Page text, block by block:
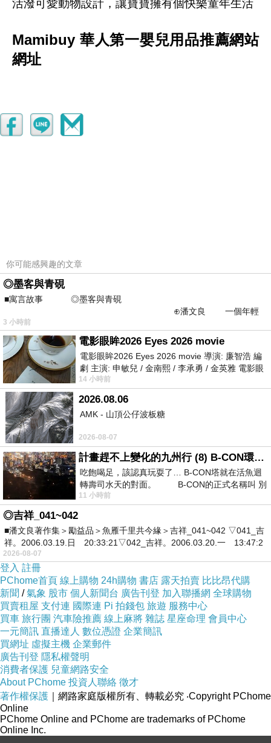
活潑可愛動物設計，讓寶寶擁有個快樂童年生活
Mamibuy 華人第一嬰兒用品推薦網站
網址
http://www.mamibuy.com.tw/babyshop/?
,mamibuy,mamibuy華人第一嬰兒用品推薦網
站,mamibuy新手爸媽勸敗團,mamibuy嬰兒用品
推薦網,mamibuy 喜舖,mamibuy寶貝特
店,mamibuy網站,mamibuy限定版母子手
帳,mamibuy媽咪敗,mamibuy寶貝特店(好雞婆)
BABYMIO超細纖維牛牛動物玩偶 | :::Mamibuy
華人第一嬰兒用品推薦網站:::
商品介紹;
BABYMIO可愛的牛牛公仔玩偶(12")，面料柔
軟，造型生動可愛，絕對是每一位小朋友期待已
久的好玩伴。
只要摸上它，你會不其然地給牠一個窩心的擁
抱。手工精細，絕對是送禮的佳品。
商品材質細膩，機洗加洗衣袋即可。
你可能感興趣的文章
◎墨客與青硯
■寓言故事 ◎墨客與青硯
⊕潘文良 一個年輕
的墨客，在京城的古玩肆裡
3 小時前
電影眼眸2026 Eyes 2026 movie
電影眼眸2026 Eyes 2026 movie 導演: 廉智浩 編
劇 主演: 申敏兒 / 金南熙 / 李承勇 / 金英雅 電影眼
眸2026描述攝影師徐珍因遺
14 小時前
2026.08.06
AMK - 山頂公仔波板糖
2026-08-07
計畫趕不上變化的九州行 (8) B-CON環球塔
吃飽喝足，該認真玩耍了… B-CON塔就在活魚迴
轉壽司水天的對面。 B-CON的正式名稱叫 別
11 小時前
◎吉祥_041~042
■潘文良著作集＞勵益品＞魚雁千里共今緣＞吉祥_041~042 ▽041_吉
祥。2006.03.19.日 20:33:21▽042_吉祥。2006.03.20.一 13:47:2
2026-08-07
登入 註冊
PChome首頁 線上購物 24h購物 書店 露天拍賣 比比昂代購
新聞 /氣象 股市 個人新聞台 廣告刊登 加入聯播網 全球購物
買賣租屋 支付連 國際連 Pi 拍錢包 旅遊 服務中心
買車 旅行團 汽車險推薦 線上麻將 雜誌 星座命理 會員中心
一元簡訊 直播達人 數位憑證 企業簡訊
買網址 虛擬主機 企業郵件
廣告刊登 隱私權聲明
消費者保護 兒童網路安全
About PChome 投資人聯絡 徵才
著作權保護 ｜網路家庭版權所有、轉載必究 ‧Copyright PChome
Online
PChome Online and PChome are trademarks of PChome
Online Inc.